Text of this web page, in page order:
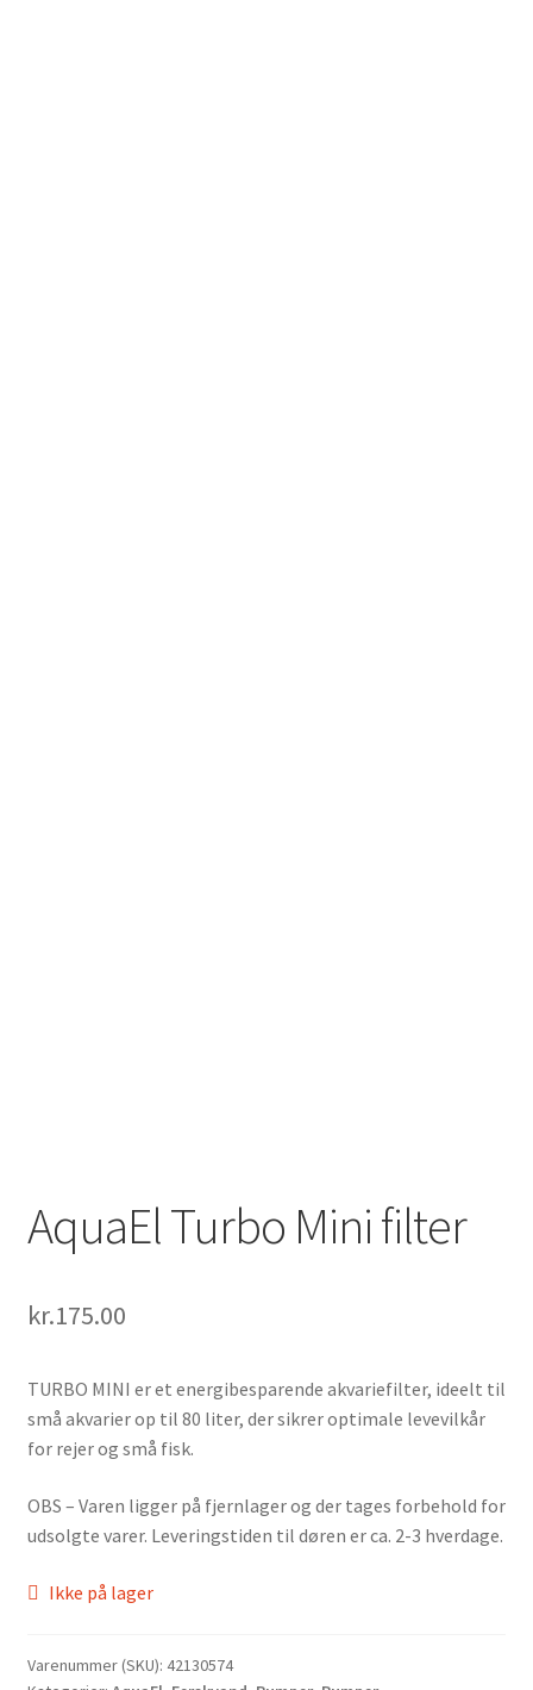
AquaEl Turbo Mini filter
kr.175.00
TURBO MINI er et energibesparende akvariefilter, ideelt til
små akvarier op til 80 liter, der sikrer optimale levevilkår
for rejer og små fisk.
OBS – Varen ligger på fjernlager og der tages forbehold for
udsolgte varer. Leveringstiden til døren er ca. 2-3 hverdage.
Ikke på lager
Varenummer (SKU): 42130574